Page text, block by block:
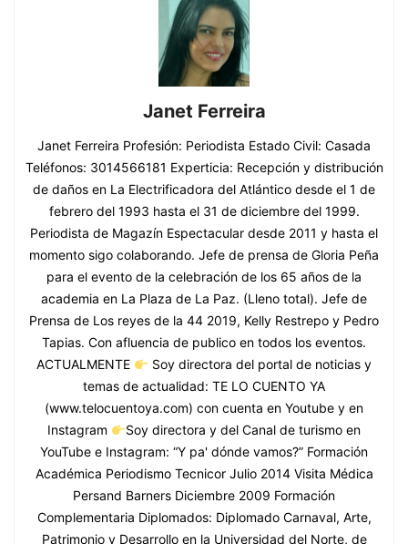
Janet Ferreira
Janet Ferreira Profesión: Periodista Estado Civil: Casada
Teléfonos: 3014566181 Experticia: Recepción y distribución
de daños en La Electrificadora del Atlántico desde el 1 de
febrero del 1993 hasta el 31 de diciembre del 1999.
Periodista de Magazín Espectacular desde 2011 y hasta el
momento sigo colaborando. Jefe de prensa de Gloria Peña
para el evento de la celebración de los 65 años de la
academia en La Plaza de La Paz. (Lleno total). Jefe de
Prensa de Los reyes de la 44 2019, Kelly Restrepo y Pedro
Tapias. Con afluencia de publico en todos los eventos.
ACTUALMENTE
Soy directora del portal de noticias y
temas de actualidad: TE LO CUENTO YA
(www.telocuentoya.com) con cuenta en Youtube y en
Instagram
Soy directora y del Canal de turismo en
YouTube e Instagram: “Y pa' dónde vamos?” Formación
Académica Periodismo Tecnicor Julio 2014 Visita Médica
Persand Barners Diciembre 2009 Formación
Complementaria Diplomados: Diplomado Carnaval, Arte,
Patrimonio y Desarrollo en la Universidad del Norte, de